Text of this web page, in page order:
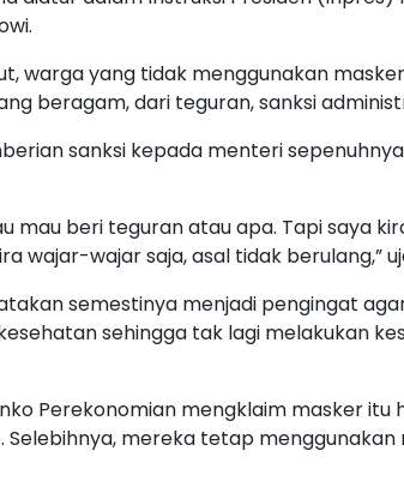
warga yang tidak menggunakan
beragam, dari teguran, sanksi
sanksi kepada menteri
mau beri teguran atau apa. Tapi saya
wajar-wajar saja, asal tidak berulang,”
semestinya menjadi pengingat
sehingga tak lagi melakukan
Perekonomian mengklaim masker itu
mereka tetap